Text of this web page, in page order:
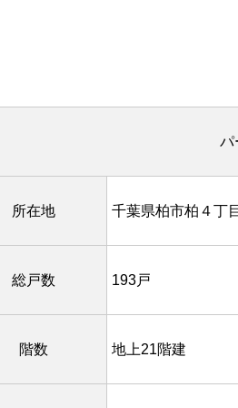
パ
所在地 千葉県柏市柏４丁
総戸数 193戸
階数 地上21階建